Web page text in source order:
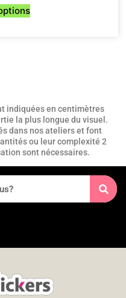
indiquées en centimètres
la plus longue du visuel.
dans nos ateliers et font
ou leur complexité 2
sont nécessaires.